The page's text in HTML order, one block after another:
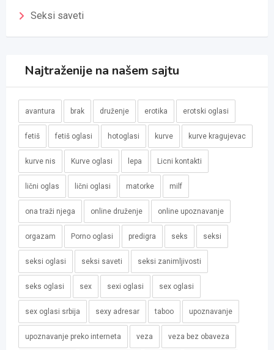
Seksi saveti
Najtraženije na našem sajtu
avantura brak druženje erotika erotski oglasi
fetiš fetiš oglasi hotoglasi kurve kurve kragujevac
kurve nis Kurve oglasi lepa Licni kontakti
lični oglas lični oglasi matorke milf
ona traži njega online druženje online upoznavanje
orgazam Porno oglasi predigra seks seksi
seksi oglasi seksi saveti seksi zanimljivosti
seks oglasi sex sexi oglasi sex oglasi
sex oglasi srbija sexy adresar taboo upoznavanje
upoznavanje preko interneta veza veza bez obaveza